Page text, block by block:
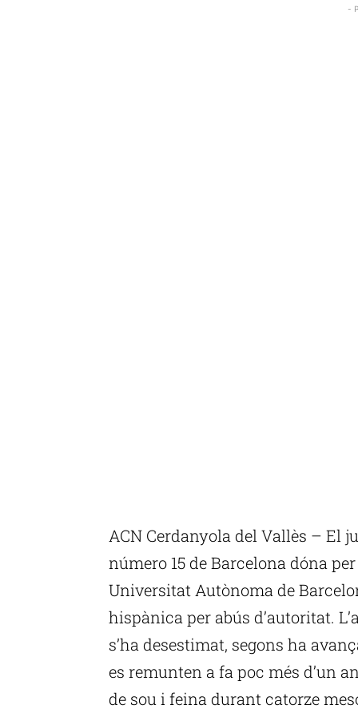
-
ACN Cerdanyola del Vallès – El
número 15 de Barcelona dóna
Universitat Autònoma de
hispànica per abús d’autoritat.
s’ha desestimat, segons ha
es remunten a fa poc més d’un
de sou i feina durant catorze